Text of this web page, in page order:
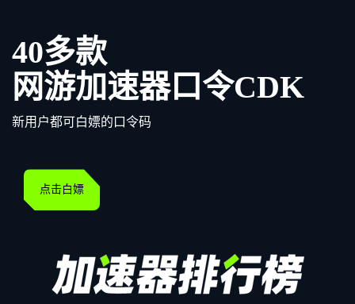
40多款
网游加速器口令CDK
新用户都可白嫖的口令码
点击白嫖